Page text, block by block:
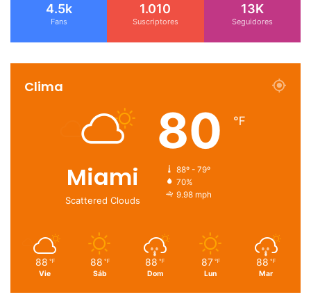
4.5k
Fans
1.010
Suscriptores
13K
Seguidores
Clima
Miami
Scattered Clouds
80 ℉
88º - 79º
70%
9.98 mph
88 ℉
Vie
88 ℉
Sáb
88 ℉
Dom
87 ℉
Lun
88 ℉
Mar